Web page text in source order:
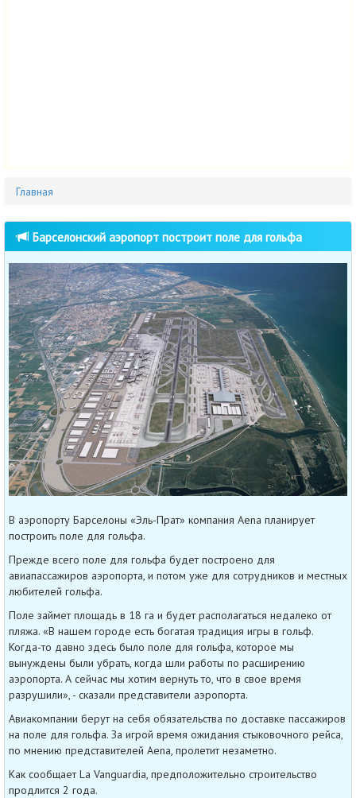
Главная
Барселонский аэропорт построит поле для гольфа
В аэропорту Барселоны «Эль-Прат» компания Aena планирует
построить поле для гольфа.
Прежде всего поле для гольфа будет построено для
авиапассажиров аэропорта, и потом уже для сотрудников и местных
любителей гольфа.
Поле займет площадь в 18 га и будет располагаться недалеко от
пляжа. «В нашем городе есть богатая традиция игры в гольф.
Когда-то давно здесь было поле для гольфа, которое мы
вынуждены были убрать, когда шли работы по расширению
аэропорта. А сейчас мы хотим вернуть то, что в свое время
разрушили», - сказали представители аэропорта.
Авиакомпании берут на себя обязательства по доставке пассажиров
на поле для гольфа. За игрой время ожидания стыковочного рейса,
по мнению представителей Aena, пролетит незаметно.
Как сообщает La Vanguardia, предположительно строительство
продлится 2 года.